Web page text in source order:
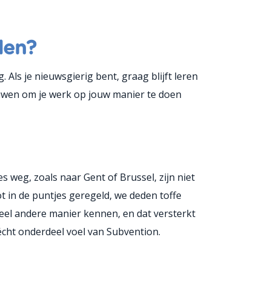
Als je nieuwsgierig bent, graag blijft leren
om je werk op jouw manier te doen
weg, zoals naar Gent of Brussel, zijn niet
in de puntjes geregeld, we deden toffe
andere manier kennen, en dat versterkt
onderdeel voel van Subvention.